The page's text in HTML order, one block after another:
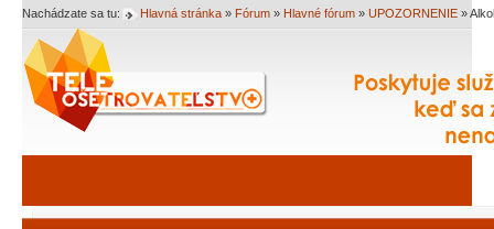
Nachádzate sa tu: Hlavná stránka » Fórum » Hlavné fórum » UPOZORNENIE »